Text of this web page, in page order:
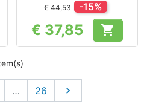
€ 44,53 -15%
Prijs
€ 37,85 
… 26 Volgende
